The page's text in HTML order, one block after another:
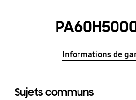
Informations de
Sujets communs